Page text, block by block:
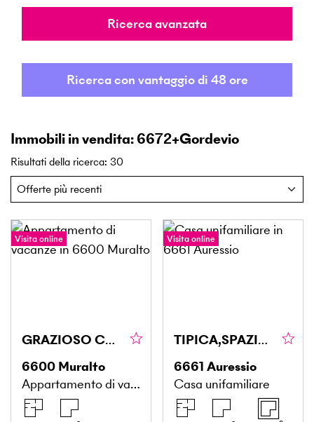
Ricerca avanzata
Ricerca con vantaggio di 48 ore
Immobili in vendita: 6672+Gordevio
Risultati della ricerca: 30
Visita online
GRAZIOSO CON MERAVIGLIOSA VISTA LAGO
6600 Muralto
Appartamento di vacanze
Visita online
TIPICA,SPAZIOSA CON TANTO SOLE E NATURA
6661 Auressio
Casa unifamiliare